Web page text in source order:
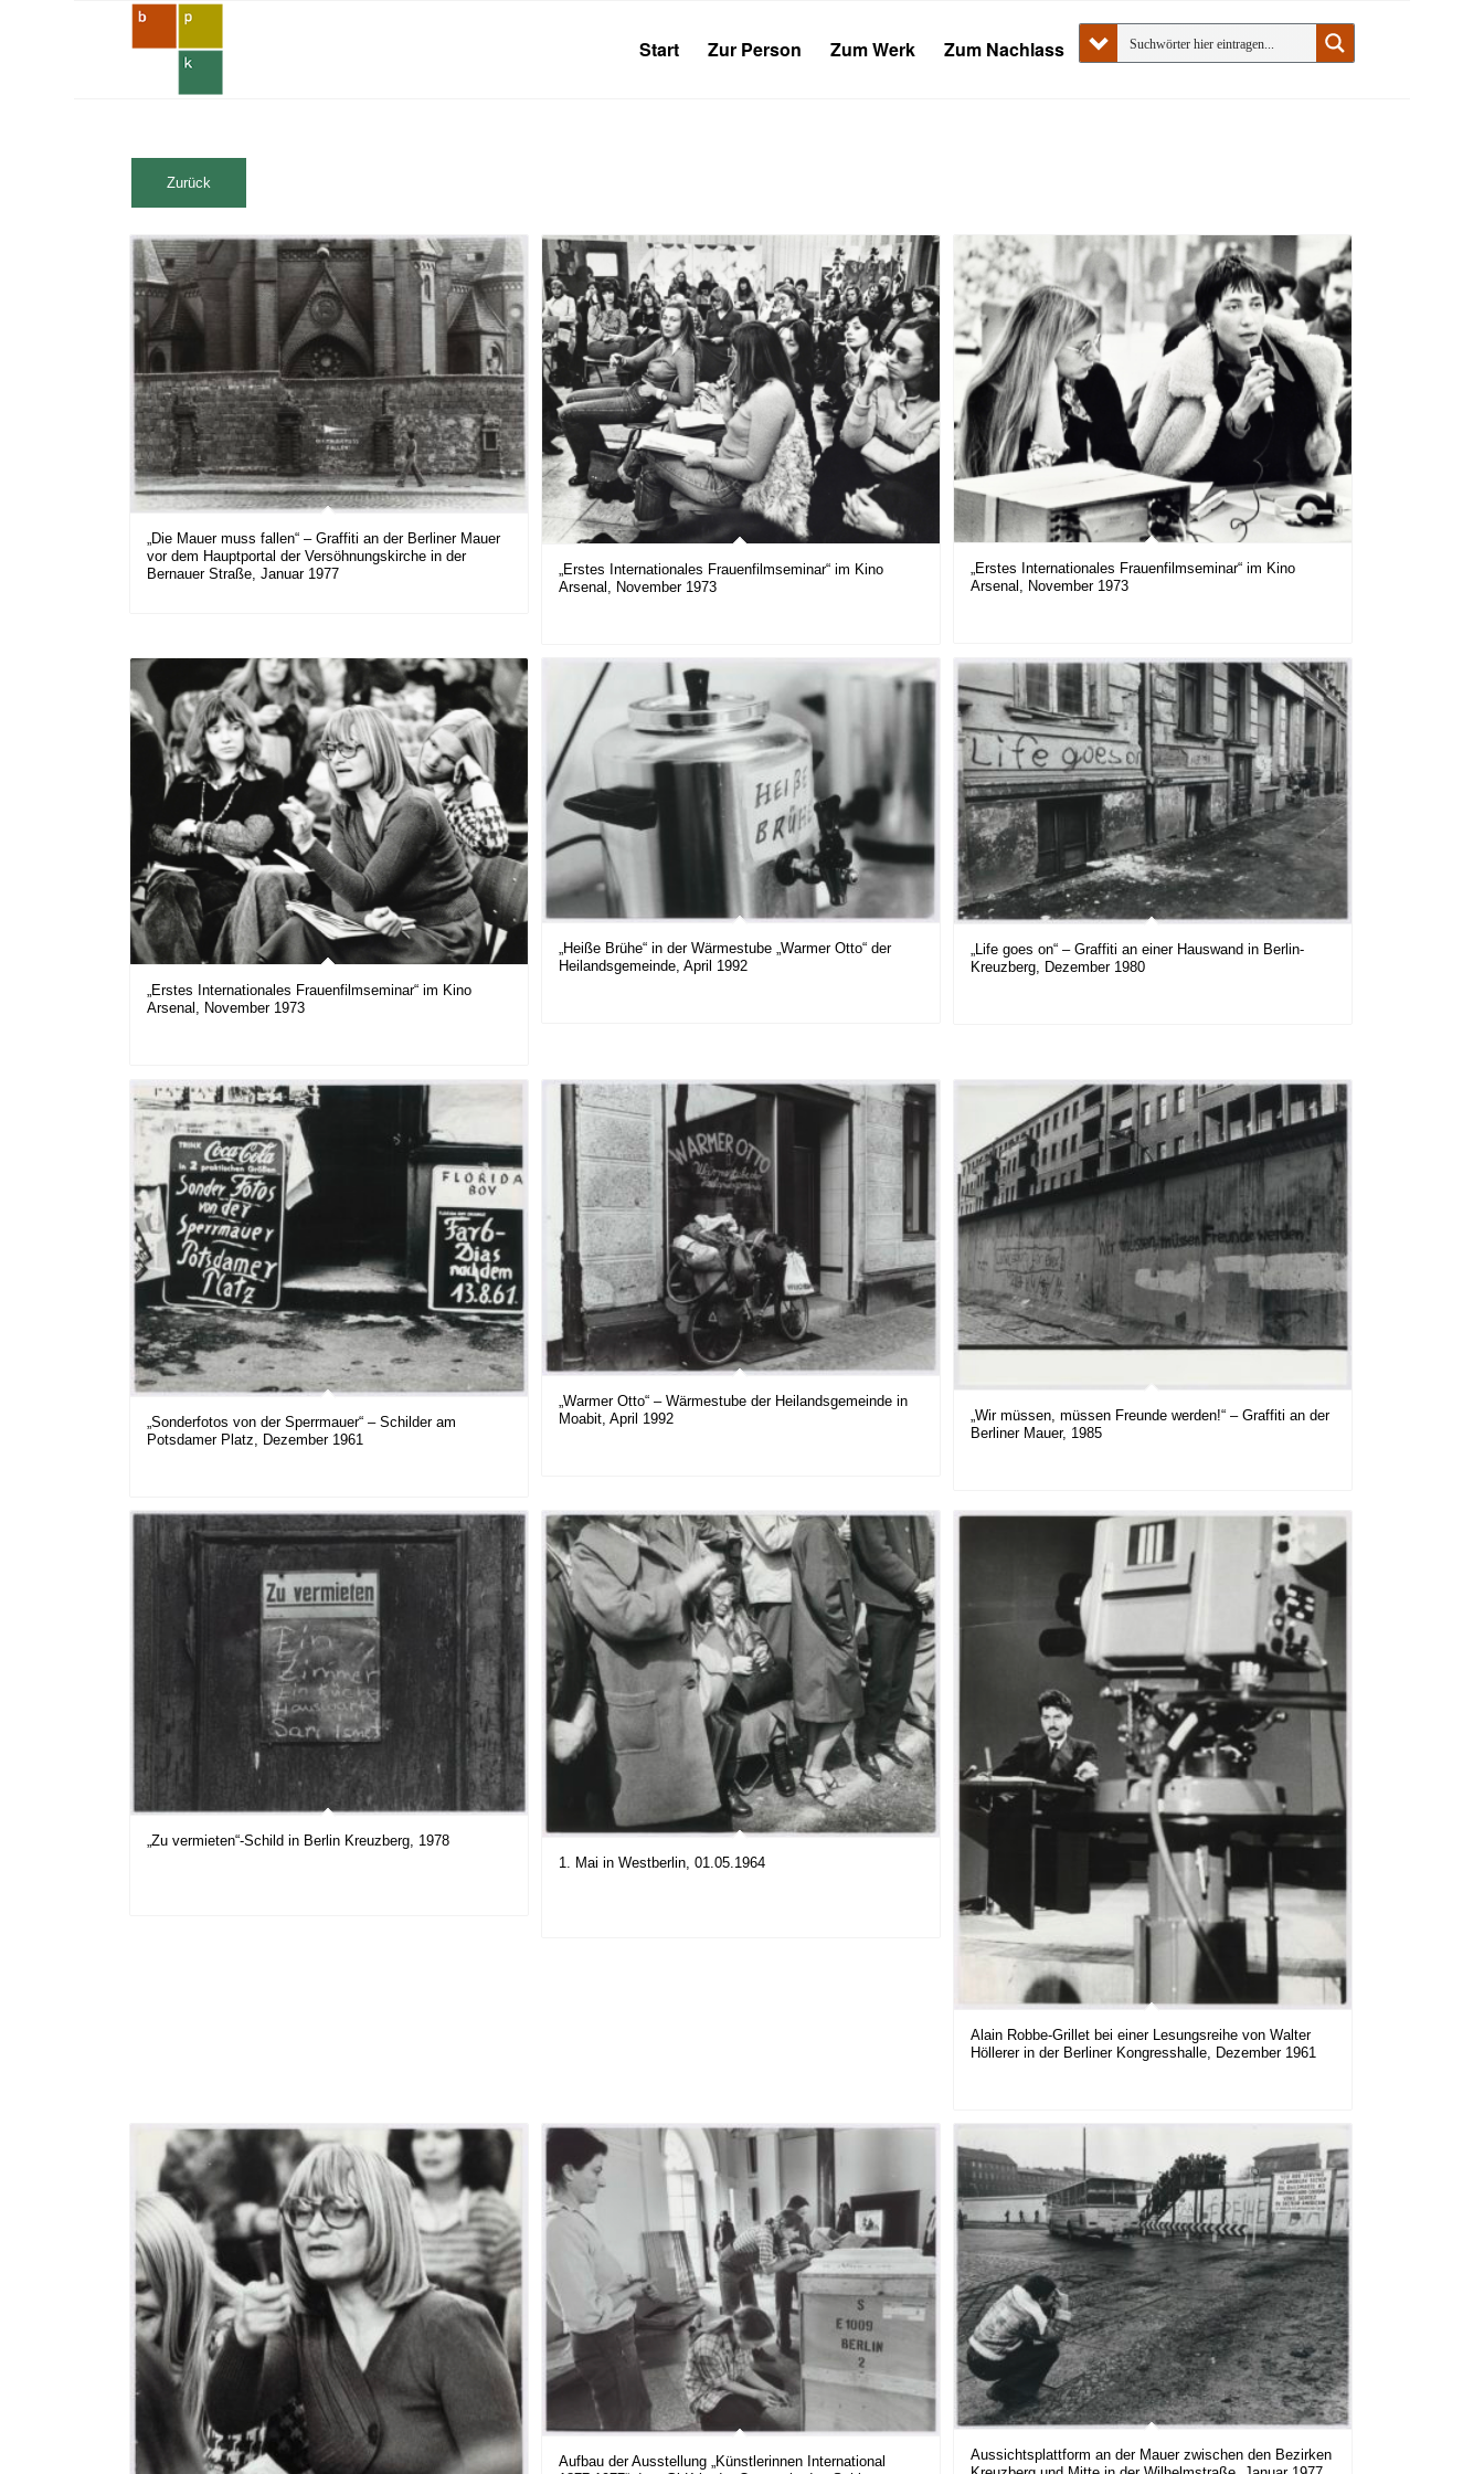
Start Zur Person Zum Werk Zum Nachlass
„Die Mauer muss fallen“ – Graffiti an der Berliner Mauer
vor dem Hauptportal der Versöhnungskirche in der
Bernauer Straße, Januar 1977
„Erstes Internationales Frauenfilmseminar“ im Kino
Arsenal, November 1973
„Erstes Internationales Frauenfilmseminar“ im Kino
Arsenal, November 1973
„Erstes Internationales Frauenfilmseminar“ im Kino
Arsenal, November 1973
„Heiße Brühe“ in der Wärmestube „Warmer Otto“ der
Heilandsgemeinde, April 1992
„Life goes on“ – Graffiti an einer Hauswand in Berlin-
Kreuzberg, Dezember 1980
„Sonderfotos von der Sperrmauer“ – Schilder am
Potsdamer Platz, Dezember 1961
„Warmer Otto“ – Wärmestube der Heilandsgemeinde in
Moabit, April 1992
„Wir müssen, müssen Freunde werden!“ – Graffiti an der
Berliner Mauer, 1985
„Zu vermieten“-Schild in Berlin Kreuzberg, 1978
1. Mai in Westberlin, 01.05.1964
Alain Robbe-Grillet bei einer Lesungsreihe von Walter
Höllerer in der Berliner Kongresshalle, Dezember 1961
Aufbau der Ausstellung „Künstlerinnen International
Aussichtsplattform an der Mauer zwischen den Bezirken